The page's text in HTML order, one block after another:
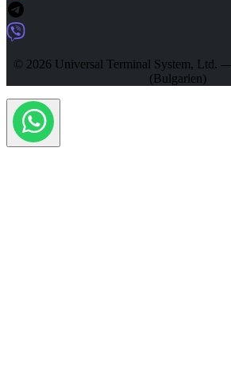
© 2026 Universal Terminal System, Ltd.
(Bulgarien)